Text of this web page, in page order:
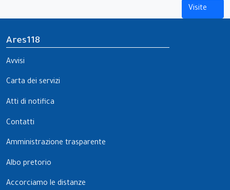
Visite
Ares118
Avvisi
Carta dei servizi
Atti di notifica
Contatti
Amministrazione trasparente
Albo pretorio
Accorciamo le distanze